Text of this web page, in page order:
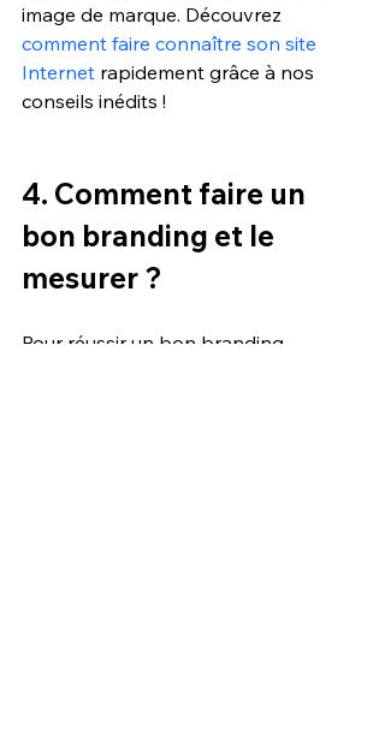
image de marque. Découvrez
comment faire connaître son site
Internet rapidement grâce à nos
conseils inédits !
4. Comment faire un
bon branding et le
mesurer ?
Pour réussir un bon branding,